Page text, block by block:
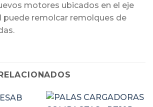
motores ubicados en el eje
puede remolcar remolques de